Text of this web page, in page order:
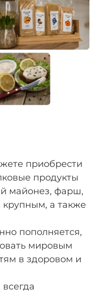
приобрести
продукты
майонез, фарш,
а также
пополняется,
мировым
в здоровом и